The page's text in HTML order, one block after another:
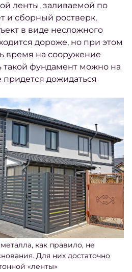
ленты, заливаемой по
и сборный ростверк,
в виде несложного
дороже, но при этом
время на сооружение
такой фундамент можно на
придется дожидаться
как правило, не
Для них достаточно
«ленты»